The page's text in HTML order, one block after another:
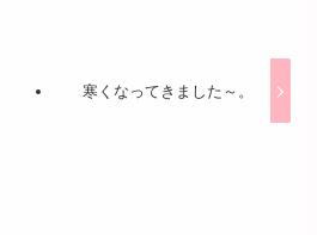
寒くなってきました～。